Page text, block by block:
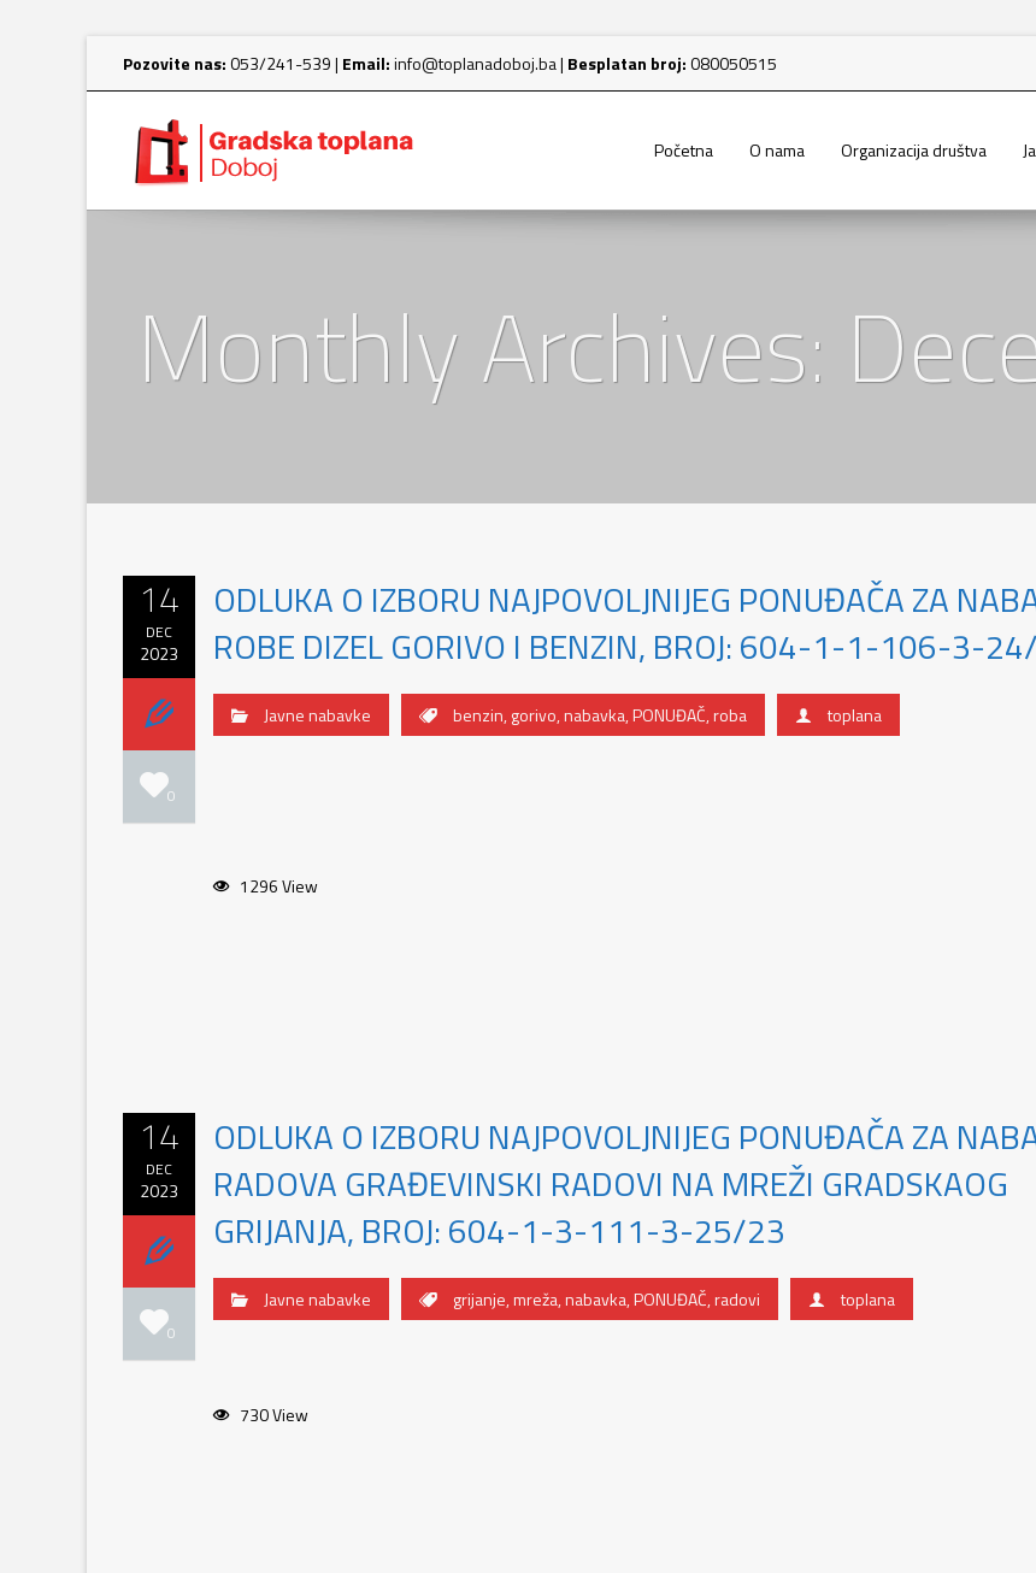
Pozovite nas:053/241-539 | Email:info@toplanadoboj.ba| Besplatan broj:080050515
Početna O nama Organizacija društva
Monthly Archives:
14
DEC
2023
0
ODLUKA O IZBORU NAJPOVOLJNIJEG PONUĐAČA ZA
ROBE DIZEL GORIVO I BENZIN, BROJ: 604-1-1-106-3-
Javne nabavke benzin,gorivo,nabavka,PONUĐAČ,roba toplana
1296 View
14
DEC
2023
0
ODLUKA O IZBORU NAJPOVOLJNIJEG PONUĐAČA ZA
RADOVA GRAĐEVINSKI RADOVI NA MREŽI GRADSKAOG
GRIJANJA, BROJ: 604-1-3-111-3-25/23
Javne nabavke grijanje,mreža,nabavka,PONUĐAČ,radovi toplana
730 View